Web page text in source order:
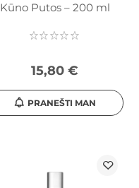
Kūno Putos – 200 ml
15,80 €
PRANEŠTI MAN